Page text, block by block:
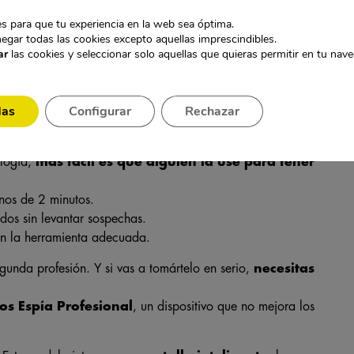
más fácil es que alguien la use para tener
de 2 minutos.
sin levantar sospechas.
la herramienta adecuada.
profesión. Y si vas a tomártelo en serio, necesitas
Espía Profesional , un dispositivo que no mejora los
para que tu experiencia en la web sea óptima.
todas las cookies excepto aquellas imprescindibles.
las cookies y seleccionar solo aquellas que quieras permitir en tu
Rechazar
Configurar